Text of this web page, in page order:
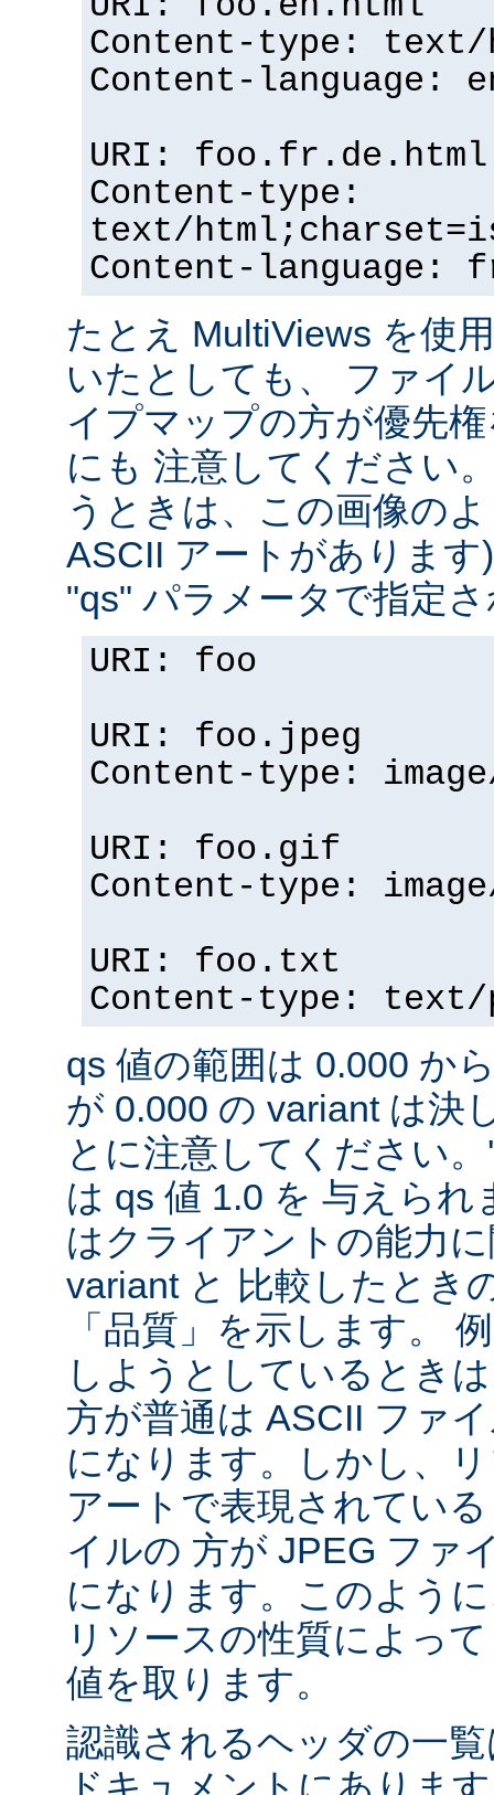
Content-type: text/
Content-language:
URI: foo.fr.de.html
Content-type:
text/
Content-language:
たとえ MultiViews を使
いたとしても、 ファイ
イプマップの方が優先
にも 注意してください
うときは、この画像の
ASCII アートがありま
"qs" パラメータで指定
URI: foo
URI: foo.jpeg
Content-type:
URI: foo.gif
Content-type:
URI: foo.txt
Content-type:
qs 値の範囲は 0.000 か
が 0.000 の variant は決
とに注意してください
は qs 値 1.0 を 与えら
はクライアントの能力
variant と 比較したとき
「品質」を示します。
しようとしているとき
方が普通は ASCII ファ
になります。しかし、
アートで表現されてい
イルの 方が JPEG ファ
になります。このよう
リソースの性質によっ
値を取ります。
認識されるヘッダの一
ドキュメントにありま